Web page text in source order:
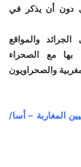
دون أن يذكر في
والمواقع
بها مع الصحراء
والصحراويون
المغاربة – أسا/